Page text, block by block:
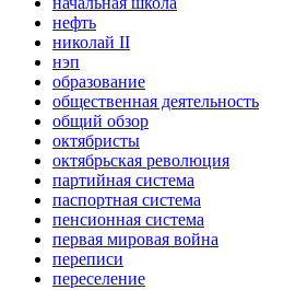
нефть
николай II
нэп
образование
общественная деятельность
общий обзор
октябристы
октябрьская революция
партийная система
паспортная система
пенсионная система
первая мировая война
переписи
переселение